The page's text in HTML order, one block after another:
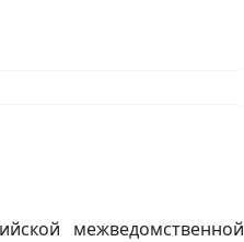
межведомственной